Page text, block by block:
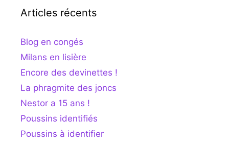
Articles récents
Blog en congés
Milans en lisière
Encore des devinettes !
La phragmite des joncs
Nestor a 15 ans !
Poussins identifiés
Poussins à identifier